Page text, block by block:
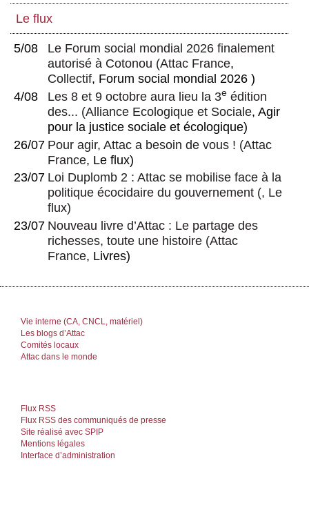
Le flux
5/08
Le Forum social mondial 2026 finalement
autorisé à Cotonou (Attac France,
Collectif, Forum social mondial 2026 )
4/08
Les 8 et 9 octobre aura lieu la 3e édition
des... (Alliance Ecologique et Sociale, Agir
pour la justice sociale et écologique)
26/07 Pour agir, Attac a besoin de vous ! (Attac
France, Le flux)
23/07 Loi Duplomb 2 : Attac se mobilise face à la
politique écocidaire du gouvernement (, Le
flux)
23/07 Nouveau livre d’Attac : Le partage des
richesses, toute une histoire (Attac
France, Livres)
Vie interne (CA, CNCL, matériel)
Les blogs d’Attac
Comités locaux
Attac dans le monde
Flux RSS
Flux RSS des communiqués de presse
Site réalisé avec SPIP
Mentions légales
Interface d’administration